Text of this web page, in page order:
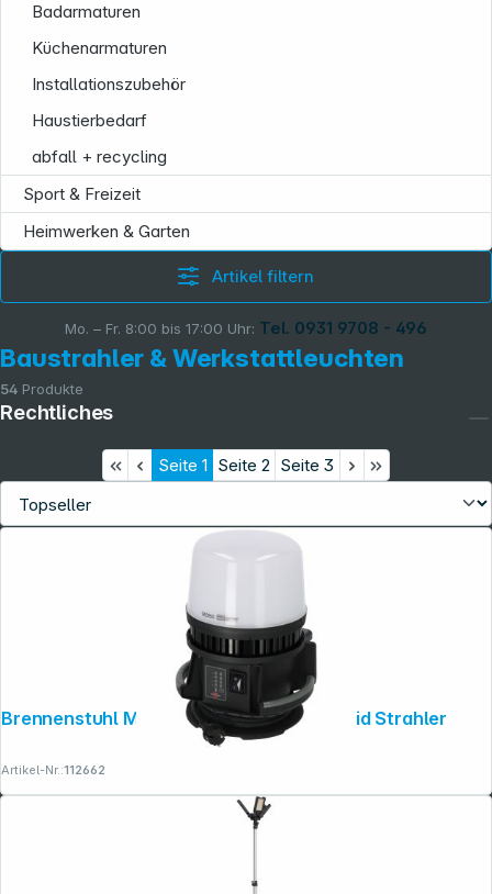
Mo. – Fr. 8:00 bis 17:00 Uhr: Tel. 0931 9708 - 496
Badarmaturen
Küchenarmaturen
Installationszubehör
Haustierbedarf
abfall + recycling
Sport & Freizeit
Heimwerken & Garten
Artikel filtern
Baustrahler & Werkstattleuchten
54 Produkte
Seite 1 Seite 2 Seite 3
Brennenstuhl Multi Battery LED 360Hybrid Strahler
Artikel-Nr.:112662
Rechtliches